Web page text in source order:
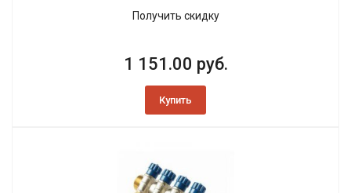
Получить скидку
1 151.00 руб.
Купить